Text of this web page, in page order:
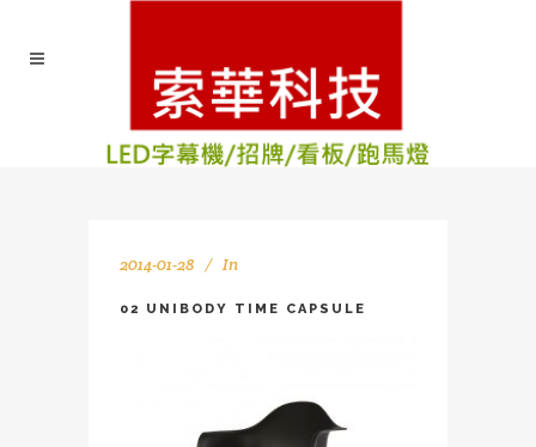
2014-01-28 In
02 UNIBODY TIME CAPSULE